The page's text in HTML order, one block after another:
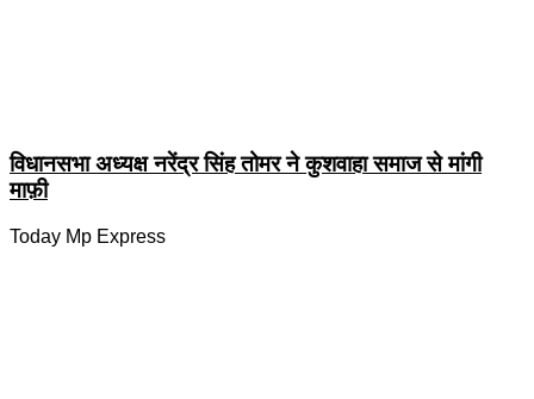
विधानसभा अध्यक्ष नरेंद्र सिंह तोमर ने कुशवाहा समाज से मांगी
माफ़ी
Today Mp Express